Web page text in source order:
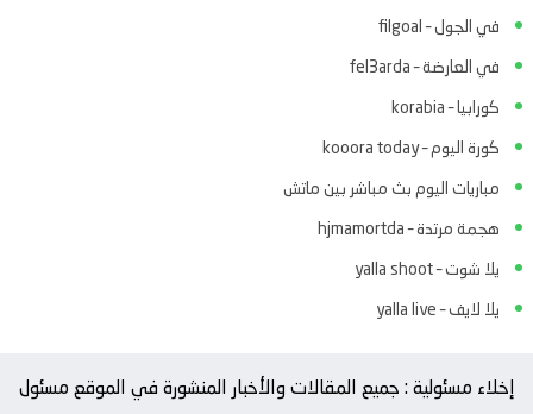
في الجول – filgoal
في العارضة – fel3arda
كورابيا – korabia
كورة اليوم – kooora today
مباريات اليوم بث مباشر بين ماتش
هجمة مرتدة – hjmamortda
يلا شوت – yalla shoot
يلا لايف – yalla live
إخلاء مسئولية : جميع المقالات والأخبار المنشورة في الموقع مسئول